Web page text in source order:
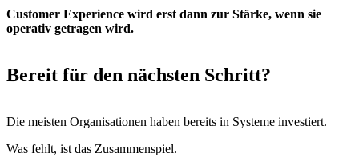
Customer Experience wird erst dann zur Stärke, wenn sie
operativ getragen wird.
Bereit für den nächsten Schritt?
Die meisten Organisationen haben bereits in Systeme investiert.
Was fehlt, ist das Zusammenspiel.